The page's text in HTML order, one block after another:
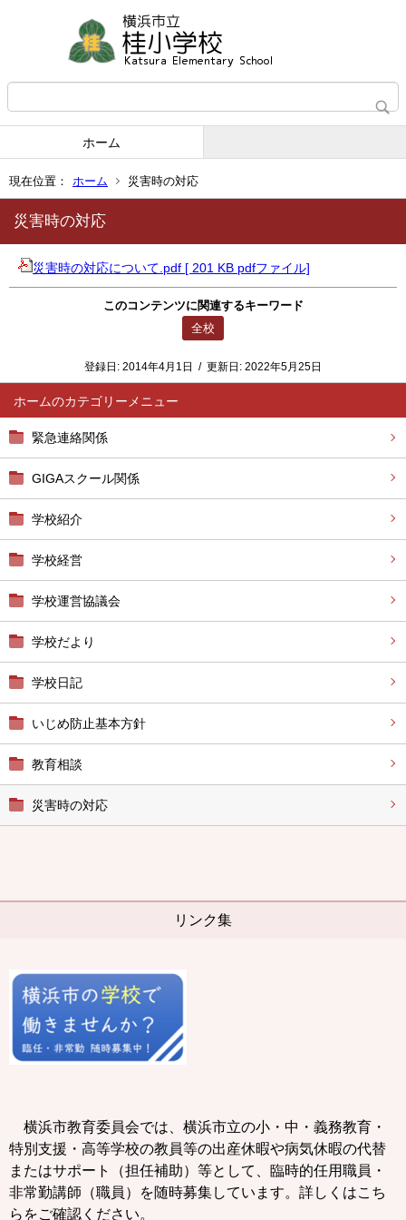
ホーム
現在位置： ホーム 災害時の対応
ホーム
緊急連絡関係
GIGAスクール関係
学校紹介
学校経営
学校運営協議会
学校だより
学校日記
いじめ防止基本方針
教育相談
災害時の対応
リンク集
横浜市教育委員会では、横浜市立の小・中・義務教育・
特別支援・高等学校の教員等の出産休暇や病気休暇の代替
またはサポート（担任補助）等として、臨時的任用職員・
非常勤講師（職員）を随時募集しています。詳しくはこち
らをご確認ください。
災害時の対応
災害時の対応について.pdf [ 201 KB pdfファイル]
このコンテンツに関連するキーワード
全校
登録日: 2014年4月1日 / 更新日: 2022年5月25日